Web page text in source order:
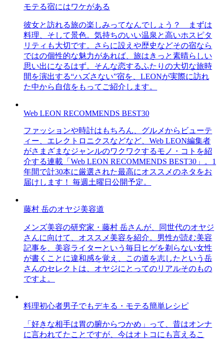
モテる宿にはワケがある
彼女と訪れる旅の楽しみってなんでしょう？ まずは
料理、そして景色。気持ちのいい温泉と高いホスピタ
リティも大切です。さらに設えや歴史などその宿なら
ではの個性的な魅力があれば、旅はきっと素晴らしい
思い出になるはず。そんな恋するふたりの大切な旅時
間を演出する“ハズさない”宿を、LEONが実際に訪れ
た中から自信をもってご紹介します。
Web LEON RECOMMENDS BEST30
ファッションや時計はもちろん、グルメからビューテ
ィー、エレクトロニクスなどなど、Web LEON編集者
がさまざまなジャンルのワクワクするモノ・コトを紹
介する連載「Web LEON RECOMMENDS BEST30」。1
年間で計30本に厳選された最高にオススメのネタをお
届けします！ 毎週土曜日公開予定。
藤村 岳のオヤジ美容道
メンズ美容の研究家・藤村 岳さんが、同世代のオヤジ
さんに向けて、オススメ美容を紹介。男性が読む美容
記事を、美容ライターという毎日ヒゲを剃らない女性
が書くことに違和感を覚え、この道を志したという岳
さんのセレクトは、オヤジにとってのリアルそのもの
ですよ。
料理初心者男子でもデキる・モテる簡単レシピ
「好きな相手は胃の腑からつかめ」って、昔はオンナ
に言われてたことですが、今はオトコにも言えるこ